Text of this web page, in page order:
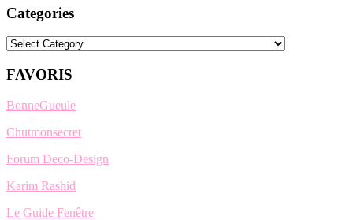
Categories
Categories
FAVORIS
BonneGueule
Chutmonsecret
Forum Deco-Design
Karim Rashid
Le Guide Fenêtre